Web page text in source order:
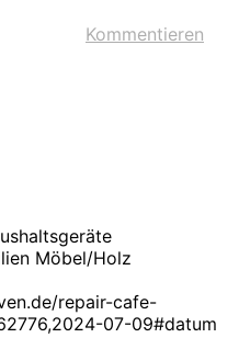
Kommentieren
Möbel/Holz
repair-cafe-
07-09#datum